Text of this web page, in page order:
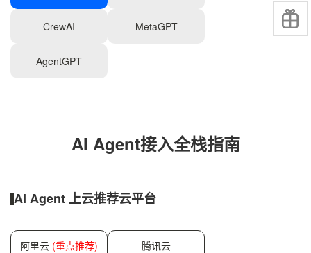
CrewAI MetaGPT
AgentGPT
AI Agent接入全栈指南
AI Agent 上云推荐云平台
阿里云 (重点推荐) 腾讯云